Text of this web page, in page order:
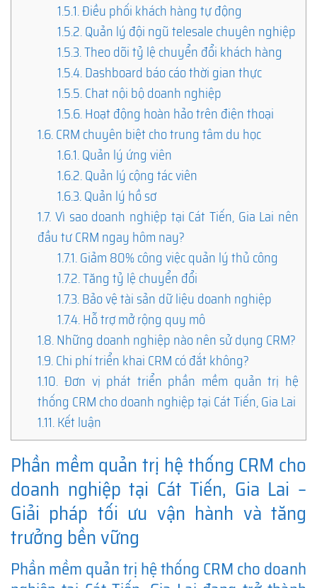
1.5.1.Điều phối khách hàng tự động
1.5.2.Quản lý đội ngũ telesale chuyên nghiệp
1.5.3.Theo dõi tỷ lệ chuyển đổi khách hàng
1.5.4.Dashboard báo cáo thời gian thực
1.5.5.Chat nội bộ doanh nghiệp
1.5.6.Hoạt động hoàn hảo trên điện thoại
1.6.CRM chuyên biệt cho trung tâm du học
1.6.1.Quản lý ứng viên
1.6.2.Quản lý cộng tác viên
1.6.3.Quản lý hồ sơ
1.7. Vì sao doanh nghiệp tại Cát Tiến, Gia Lai nên
đầu tư CRM ngay hôm nay?
1.7.1.Giảm 80% công việc quản lý thủ công
1.7.2.Tăng tỷ lệ chuyển đổi
1.7.3.Bảo vệ tài sản dữ liệu doanh nghiệp
1.7.4.Hỗ trợ mở rộng quy mô
1.8.Những doanh nghiệp nào nên sử dụng CRM?
1.9.Chi phí triển khai CRM có đắt không?
1.10. Đơn vị phát triển phần mềm quản trị hệ
thống CRM cho doanh nghiệp tại Cát Tiến, Gia Lai
1.11.Kết luận
Phần mềm quản trị hệ thống CRM cho
doanh nghiệp tại Cát Tiến, Gia Lai –
Giải pháp tối ưu vận hành và tăng
trưởng bền vững
Phần mềm quản trị hệ thống CRM cho doanh